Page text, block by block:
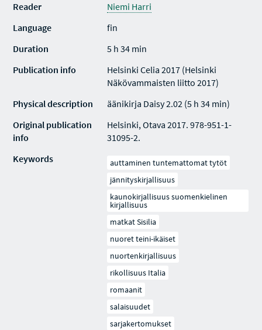
Reader
Niemi Harri
Language
fin
Duration
5 h 34 min
Publication info
Helsinki Celia 2017 (Helsinki
Näkövammaisten liitto 2017)
Physical description
äänikirja Daisy 2.02 (5 h 34 min)
Original publication
info
Helsinki, Otava 2017. 978-951-1-
31095-2.
Keywords
auttaminen tuntemattomat tytöt
jännityskirjallisuus
kaunokirjallisuus suomenkielinen
kirjallisuus
matkat Sisilia
nuoret teini-ikäiset
nuortenkirjallisuus
rikollisuus Italia
romaanit
salaisuudet
sarjakertomukset